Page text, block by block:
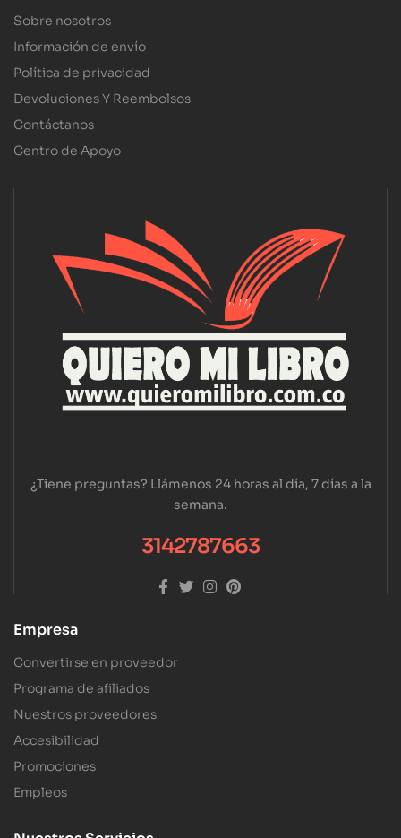
Sobre nosotros
Información de envío
Política de privacidad
Devoluciones Y Reembolsos
Contáctanos
Centro de Apoyo
¿Tiene preguntas? Llámenos 24 horas al día, 7 días a la
semana.
3142787663
Empresa
Convertirse en proveedor
Programa de afiliados
Nuestros proveedores
Accesibilidad
Promociones
Empleos